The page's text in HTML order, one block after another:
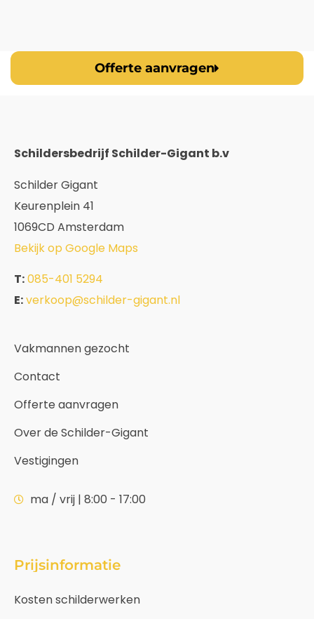
Offerte aanvragen
Schildersbedrijf Schilder-Gigant b.v
Schilder Gigant
Keurenplein 41
1069CD Amsterdam
Bekijk op Google Maps
T:085-401 5294
E:verkoop@schilder-gigant.nl
Vakmannen gezocht
Contact
Offerte aanvragen
Over de Schilder-Gigant
Vestigingen
ma / vrij | 8:00 - 17:00
Prijsinformatie
Kosten schilderwerken